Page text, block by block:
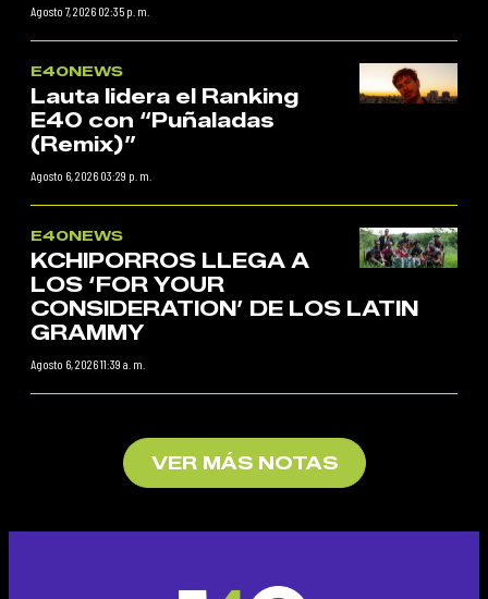
Agosto 7, 2026 02:35 p. m.
E40NEWS
Lauta lidera el Ranking
E40 con “Puñaladas
(Remix)”
Agosto 6, 2026 03:29 p. m.
E40NEWS
KCHIPORROS LLEGA A
LOS ‘FOR YOUR
CONSIDERATION’ DE LOS LATIN
GRAMMY
Agosto 6, 2026 11:39 a. m.
VER MÁS NOTAS